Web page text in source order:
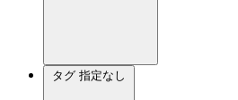
タグ 指定なし